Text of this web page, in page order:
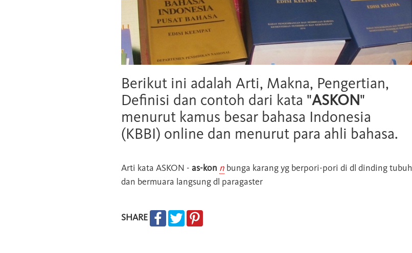
Berikut ini adalah Arti, Makna, Pengertian,
Definisi dan contoh dari kata "ASKON"
menurut kamus besar bahasa Indonesia
(KBBI) online dan menurut para ahli bahasa.
Arti kata ASKON - as-kon n bunga karang yg berpori-pori di dl dinding tubuh
dan bermuara langsung dl paragaster
SHARE